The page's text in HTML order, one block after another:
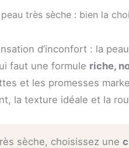
très sèche : bien la
d’inconfort : la
faut une formule riche,
et les promesses
la texture idéale et la
sèche, choisissez une